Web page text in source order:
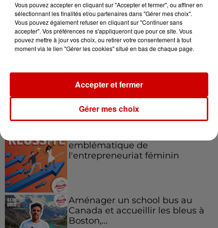
Destination Vacances : inscrivez-
vous !
emblématique de
l'entrepreneuriat féminin
Aménager un school bus au
Canada et accueillir les bleus à
Boston,...
Vous pouvez accepter en cliquant sur "Accepter et fermer", ou affiner en
sélectionnant les finalités et/ou partenaires dans "Gérer mes choix".
Vous pouvez également refuser en cliquant sur "Continuer sans
accepter". Vos préférences ne s'appliqueront que pour ce site. Vous
pouvez mettre à jour vos choix, ou retirer votre consentement à tout
moment via le lien "Gérer les cookies" situé en bas de chaque page.
Gérer mes choix
Accepter et fermer